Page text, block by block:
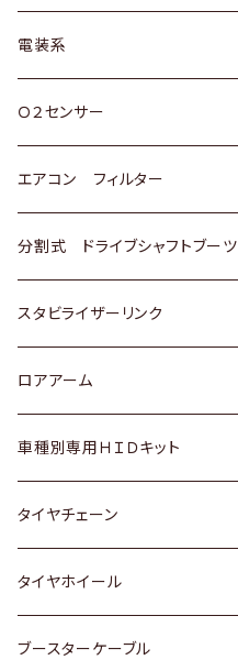
日野
三菱
スバル
マツダ
三菱
スバル
日産
ダイハツ
マツダ
三菱
スバル
スズキ
ダイハツ
三菱
スバル
トヨタ
ホンダ
スズキ
日産
いすゞ
ダイハツ
マツダ
三菱
スバル
レクサス
電装系
Ｏ２センサー
トヨタ
ホンダ
スズキ
日産
ダイハツ
マツダ
三菱
スバル
エアコン フィルター
トヨタ
ホンダ
スズキ
日産
いすゞ
ダイハツ
マツダ
分割式 ドライブシャフトブーツ
トヨタ
ホンダ
スズキ
日産
ダイハツ
スバル
スタビライザーリンク
トヨタ
ホンダ
スズキ
日産
ダイハツ
ロアアーム
ホンダ
スズキ
日産
ダイハツ
車種別専用ＨＩＤキット
トヨタ
マツダ
タイヤチェーン
タイヤホイール
トヨタ
ブースターケーブル